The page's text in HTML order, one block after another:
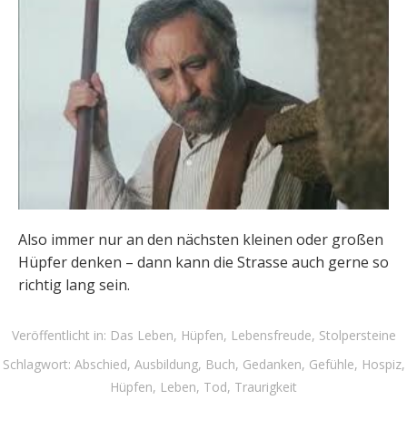
Also immer nur an den nächsten kleinen oder großen
Hüpfer denken – dann kann die Strasse auch gerne so
richtig lang sein.
Veröffentlicht in: Das Leben, Hüpfen, Lebensfreude, Stolpersteine
Schlagwort: Abschied, Ausbildung, Buch, Gedanken, Gefühle, Hospiz,
Hüpfen, Leben, Tod, Traurigkeit